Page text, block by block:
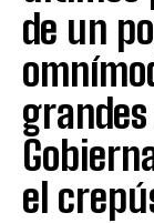
de un
el